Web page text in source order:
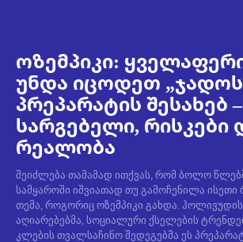
ოზემპიკი:
უნდა იცოდეთ
პრეპარატის შესახებ –
სარგებელი, რისკები
რეალობა
შეიძლება თამამად ითქვას, რომ ბოლო
სამყაროში იშვიათად თუ გამოჩენილა ისეთი
თემა, როგორიც ოზემპიკი გახდა.
აღიარებებმა, სოციალური ქსელების
კლების თვალსაჩინო შედეგებმა ეს